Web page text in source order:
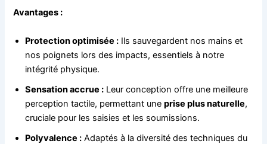
Avantages :
Protection optimisée : Ils sauvegardent nos mains et
nos poignets lors des impacts, essentiels à notre
intégrité physique.
Sensation accrue : Leur conception offre une meilleure
perception tactile, permettant uneprise plus naturelle,
cruciale pour les saisies et les soumissions.
Polyvalence : Adaptés à la diversité des techniques du